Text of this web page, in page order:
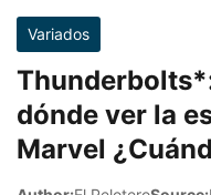
Variados
dónde ver la
Marvel